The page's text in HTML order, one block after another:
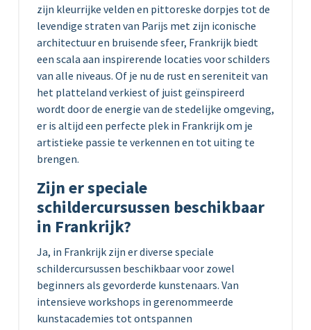
zijn kleurrijke velden en pittoreske dorpjes tot de
levendige straten van Parijs met zijn iconische
architectuur en bruisende sfeer, Frankrijk biedt
een scala aan inspirerende locaties voor schilders
van alle niveaus. Of je nu de rust en sereniteit van
het platteland verkiest of juist geïnspireerd
wordt door de energie van de stedelijke omgeving,
er is altijd een perfecte plek in Frankrijk om je
artistieke passie te verkennen en tot uiting te
brengen.
Zijn er speciale
schildercursussen beschikbaar
in Frankrijk?
Ja, in Frankrijk zijn er diverse speciale
schildercursussen beschikbaar voor zowel
beginners als gevorderde kunstenaars. Van
intensieve workshops in gerenommeerde
kunstacademies tot ontspannen